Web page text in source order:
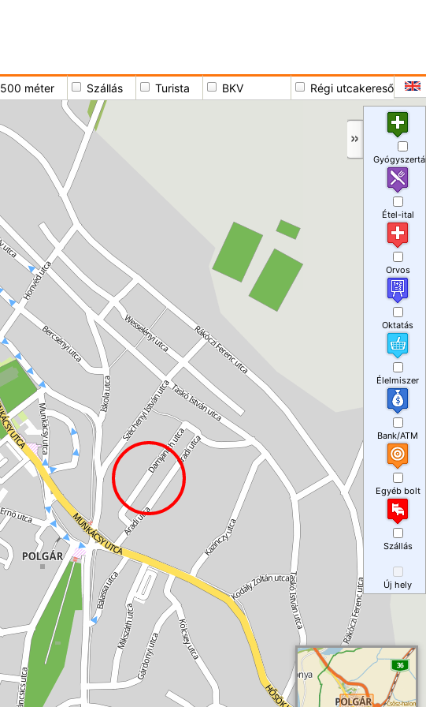
500 méter Szállás Turista BKV Régi utcakereső
Étel-ital
Orvos
Oktatás
Élelmiszer
Bank/ATM
Egyéb bolt
Szállás
Új hely